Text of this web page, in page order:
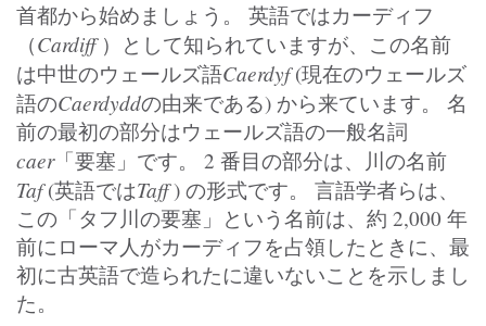
首都から始めましょう。 英語ではカーディフ
（Cardiff ）として知られていますが、この名前
は中世のウェールズ語Caerdyf(現在のウェールズ
語のCaerdyddの由来である) から来ています。 名
前の最初の部分はウェールズ語の一般名詞
caer「要塞」です。 2 番目の部分は、川の名前
Taf(英語ではTaff) の形式です。 言語学者らは、
この「タフ川の要塞」という名前は、約 2,000 年
前にローマ人がカーディフを占領したときに、最
初に古英語で造られたに違いないことを示しまし
た。